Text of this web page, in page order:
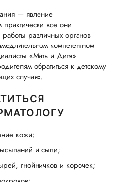
— явление
все они
различных органов
компетентном
«Мать и Дитя»
обратиться к детскому
случаях.
кожи;
и сыпи;
гнойничков и корочек;